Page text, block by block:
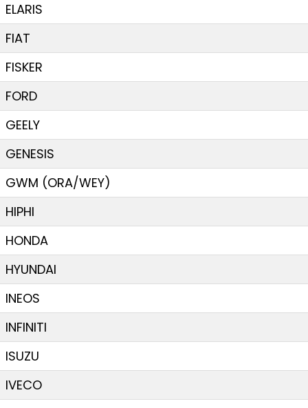
ELARIS
FIAT
FISKER
FORD
GEELY
GENESIS
GWM (ORA/WEY)
HIPHI
HONDA
HYUNDAI
INEOS
INFINITI
ISUZU
IVECO